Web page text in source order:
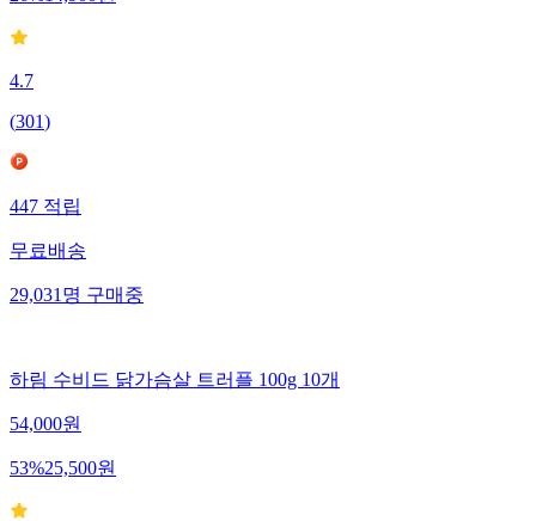
4.7
(301)
447 적립
무료배송
29,031 명 구매중
하림 수비드 닭가슴살 트러플 100g 10개
54,000원
53%25,500원